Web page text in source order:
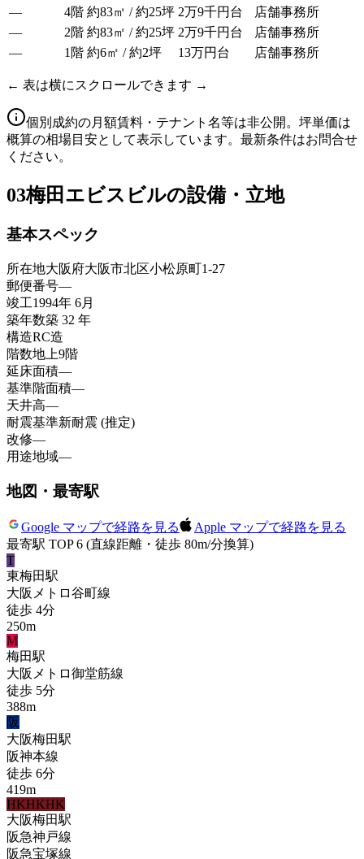
—
4階 約83㎡ / 約25坪 2万9千円台
店舗事務所
—
2階 約83㎡ / 約25坪 2万9千円台
店舗事務所
—
1階 約6㎡ / 約2坪 13万円台 店舗事務所
← 表は横にスクロールできます →
個別成約の月額賃料・テナント名等は非公開。坪単価は
概算の相場目安として表示しています。最新条件はお問合せ
ください。
03梅田エビスビルの設備・立地
基本スペック
所在地大阪府大阪市北区小松原町1-27
郵便番号—
竣工1994年 6月
築年数築 32 年
構造RC造
階数地上9階
延床面積—
基準階面積—
天井高—
耐震基準新耐震 (推定)
改修—
用途地域—
地図・最寄駅
Google マップで経路を見る
Apple マップで経路を見る
最寄駅 TOP 6 (直線距離・徒歩 80m/分換算)
T
東梅田駅
大阪メトロ谷町線
徒歩 4分
250m
M
梅田駅
大阪メトロ御堂筋線
徒歩 5分
388m
阪
大阪梅田駅
阪神本線
徒歩 6分
419m
HKHKHK
大阪梅田駅
阪急神戸線
阪急宝塚線